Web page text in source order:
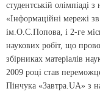
студентській олімпіаді
«Інформаційні мережі
ім.О.С.Попова, і 2-ге
наукових робіт, що
збірниках матеріалів
2009 році став
Пінчука «Завтра.UA» з